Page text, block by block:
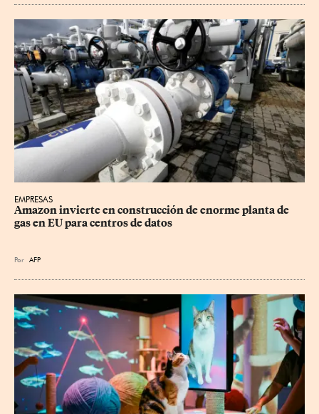
EMPRESAS
Amazon invierte en construcción de enorme planta de
gas en EU para centros de datos
Por AFP